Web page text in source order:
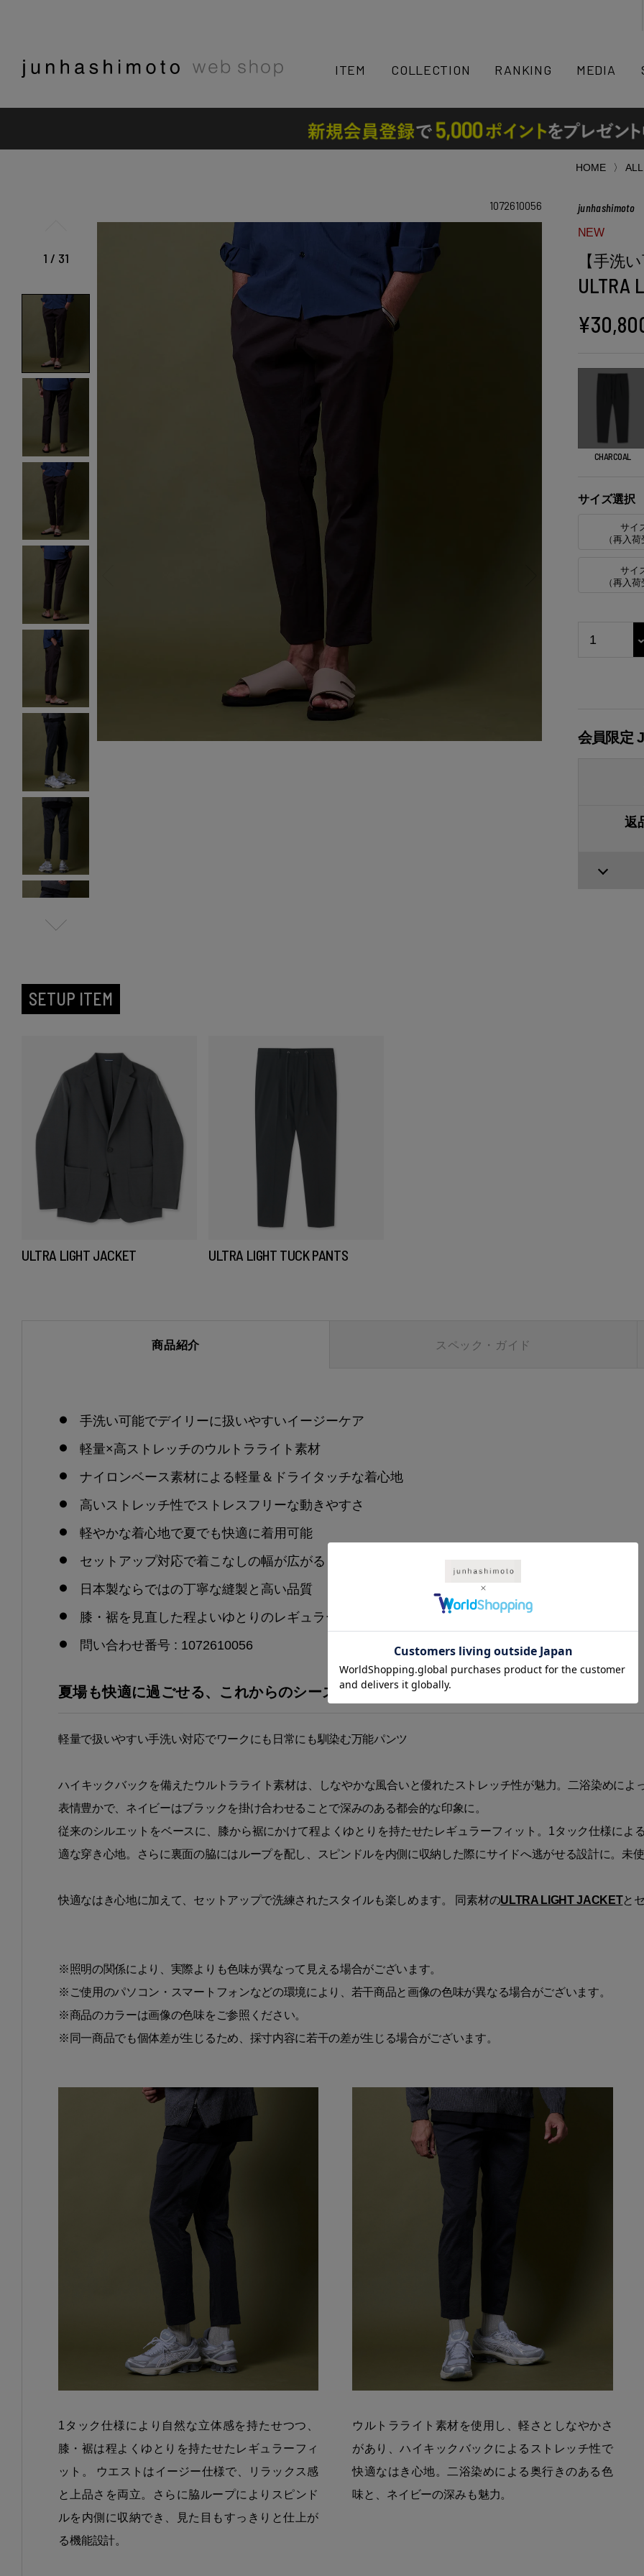
ITEM COLLECTION RANKING MEDIA
検索
HOME ALL
1072610056
1 / 31
junhashimoto
NEW
【手洗
ULTRA
¥
CHARCOAL
サイズ選択
サイ
（再入荷
サイ
（再入荷
会員限定
返
SETUP ITEM
ULTRA LIGHT JACKET ULTRA LIGHT TUCK PANTS
商品紹介 スペック・ガイド
手洗い可能でデイリーに扱いやすいイージーケア
軽量×高ストレッチのウルトラライト素材
ナイロンベース素材による軽量＆ドライタッチな着心地
高いストレッチ性でストレスフリーな動きやすさ
軽やかな着心地で夏でも快適に着用可能
セットアップ対応で着こなしの幅が広がる
日本製ならではの丁寧な縫製と高い品質
膝・裾を見直した程よいゆとりのレギュラーフィット
問い合わせ番号 : 1072610056
夏場も快適に過ごせる、これからのシーズンに活躍する“ULTRA LIGHT TUCK PANTS”
軽量で扱いやすい手洗い対応でワークにも日常にも馴染む万能パンツ
ハイキックバックを備えたウルトラライト素材は、しなやかな風合いと優れたストレッチ性が魅力。二浴染めによ
表情豊かで、ネイビーはブラックを掛け合わせることで深みのある都会的な印象に。
従来のシルエットをベースに、膝から裾にかけて程よくゆとりを持たせたレギュラーフィット。1タック仕様によ
適な穿き心地。さらに裏面の脇にはループを配し、スピンドルを内側に収納した際にサイドへ逃がせる設計に。未
快適なはき心地に加えて、セットアップで洗練されたスタイルも楽しめます。 同素材のULTRA LIGHT JACKETと
※照明の関係により、実際よりも色味が異なって見える場合がございます。
※ご使用のパソコン・スマートフォンなどの環境により、若干商品と画像の色味が異なる場合がございます。
※商品のカラーは画像の色味をご参照ください。
※同一商品でも個体差が生じるため、採寸内容に若干の差が生じる場合がございます。
1タック仕様により自然な立体感を持たせつつ、
膝・裾は程よくゆとりを持たせたレギュラーフィ
ット。 ウエストはイージー仕様で、リラックス感
と上品さを両立。さらに脇ループによりスピンド
ルを内側に収納でき、見た目もすっきりと仕上が
る機能設計。
ウルトラライト素材を使用し、軽さとしなやかさ
があり、ハイキックバックによるストレッチ性で
快適なはき心地。二浴染めによる奥行きのある色
味と、ネイビーの深みも魅力。